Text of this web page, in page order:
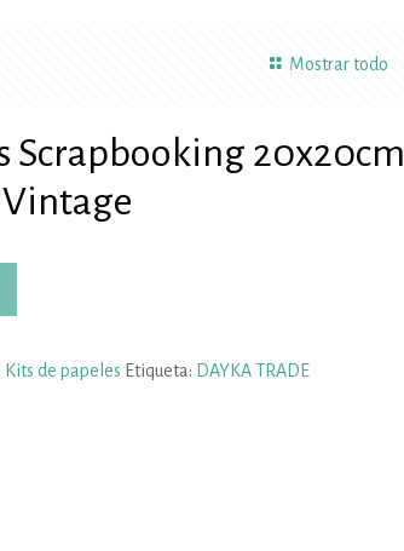
Mostrar todo
Scrapbooking 20x20cm
Vintage
Kits de papeles Etiqueta: DAYKA TRADE